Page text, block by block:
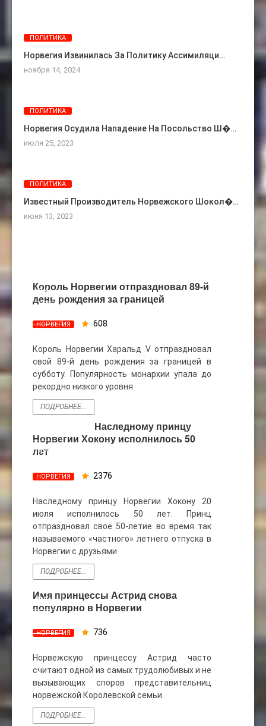
ПОЛИТИКА
Норвегия Извинилась За Политику Ассимиляци…
ноября 14, 2024
ПОЛИТИКА
Норвегия Осудила Нападение На Посольство Ш�…
июля 25, 2023
ПОЛИТИКА
Известный Производитель Норвежского Шокол�…
июня 13, 2023
Король Норвегии отпраздновал 89-й
день рождения за границей
НОРВЕГИЯ
24
608
Король Норвегии Харальд V отпраздновал
свой 89-й день рождения за границей в
субботу. Популярность монархии упала до
рекордно низкого уровня
ПОДРОБНЕЕ...
Наследному принцу
Норвегии Хокону исполнилось 50
лет
НОРВЕГИЯ
ИЮЛЬ
2376
Наследному принцу Норвегии Хокону 20
июля исполнилось 50 лет. Принц
отпраздновал свое 50-летие во время так
называемого «частного» летнего отпуска в
Норвегии с друзьями
ПОДРОБНЕЕ...
Имя принцессы Астрид снова
популярно в Норвегии
НОРВЕГИЯ
01
736
Норвежскую принцессу Астрид часто
считают одной из самых трудолюбивых и не
вызывающих споров представительниц
норвежской Королевской семьи.
ПОДРОБНЕЕ...